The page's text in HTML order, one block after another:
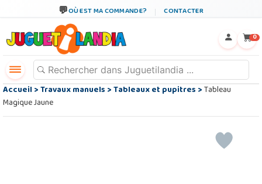
OÙ EST MA COMMANDE? CONTACTER
0
Accueil>Travaux manuels>Tableaux et pupitres>Tableau
Magique Jaune